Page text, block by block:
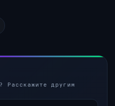
Расскажите другим